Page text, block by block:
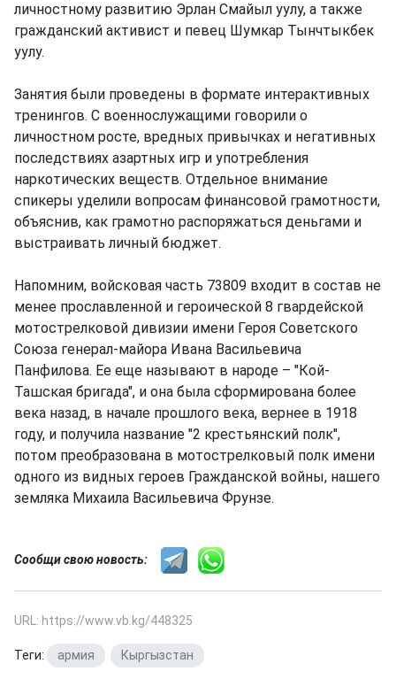
личностному развитию Эрлан Смайыл уулу, а также
гражданский активист и певец Шумкар Тынчтыкбек
уулу.
Занятия были проведены в формате интерактивных
тренингов. С военнослужащими говорили о
личностном росте, вредных привычках и негативных
последствиях азартных игр и употребления
наркотических веществ. Отдельное внимание
спикеры уделили вопросам финансовой грамотности,
объяснив, как грамотно распоряжаться деньгами и
выстраивать личный бюджет.
Напомним, войсковая часть 73809 входит в состав не
менее прославленной и героической 8 гвардейской
мотострелковой дивизии имени Героя Советского
Союза генерал-майора Ивана Васильевича
Панфилова. Ее еще называют в народе – "Кой-
Ташская бригада", и она была сформирована более
века назад, в начале прошлого века, вернее в 1918
году, и получила название "2 крестьянский полк",
потом преобразована в мотострелковый полк имени
одного из видных героев Гражданской войны, нашего
земляка Михаила Васильевича Фрунзе.
Сообщи свою новость:
URL: https://www.vb.kg/448325
Теги: армия Кыргызстан